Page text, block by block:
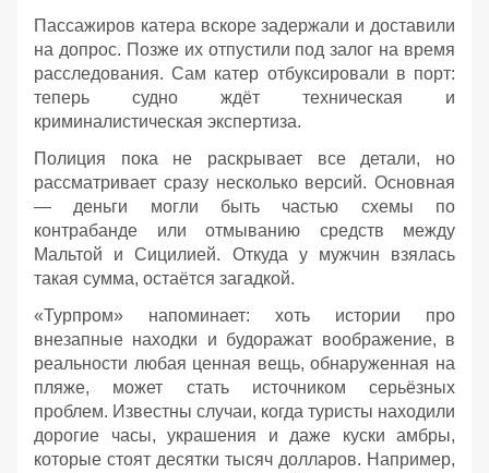
Пассажиров катера вскоре задержали и доставили
на допрос. Позже их отпустили под залог на время
расследования. Сам катер отбуксировали в порт:
теперь судно ждёт техническая и
криминалистическая экспертиза.
Полиция пока не раскрывает все детали, но
рассматривает сразу несколько версий. Основная
— деньги могли быть частью схемы по
контрабанде или отмыванию средств между
Мальтой и Сицилией. Откуда у мужчин взялась
такая сумма, остаётся загадкой.
«Турпром» напоминает: хоть истории про
внезапные находки и будоражат воображение, в
реальности любая ценная вещь, обнаруженная на
пляже, может стать источником серьёзных
проблем. Известны случаи, когда туристы находили
дорогие часы, украшения и даже куски амбры,
которые стоят десятки тысяч долларов. Например,